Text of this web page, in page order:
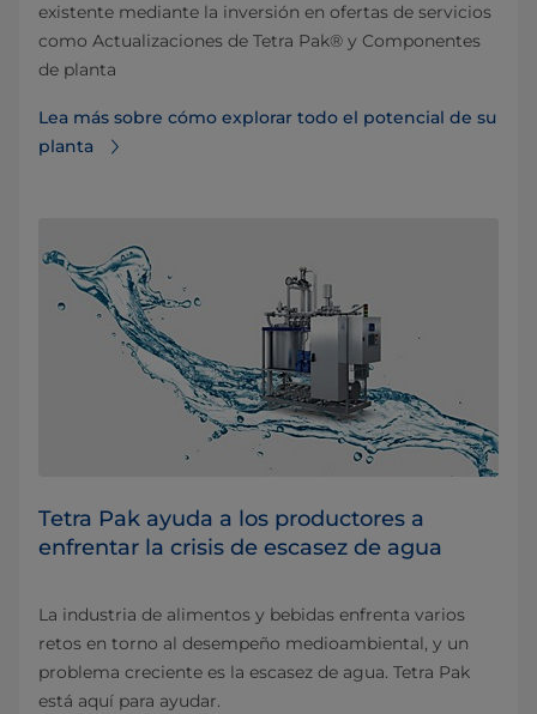
existente mediante la inversión en ofertas de servicios
como Actualizaciones de Tetra Pak® y Componentes
de planta
Lea más sobre cómo explorar todo el potencial de su
planta
Tetra Pak ayuda a los productores a
enfrentar la crisis de escasez de agua
La industria de alimentos y bebidas enfrenta varios
retos en torno al desempeño medioambiental, y un
problema creciente es la escasez de agua. Tetra Pak
está aquí para ayudar.